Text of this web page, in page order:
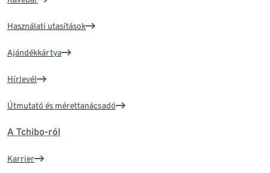
Használati utasítások
Ajándékkártya
Hírlevél
Útmutató és mérettanácsadó
A Tchibo-ról
Karrier